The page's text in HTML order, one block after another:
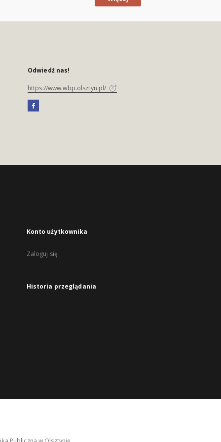
Odwiedź nas!
https://www.wbp.olsztyn.pl/
Konto użytkownika
Zaloguj się
Historia przeglądania